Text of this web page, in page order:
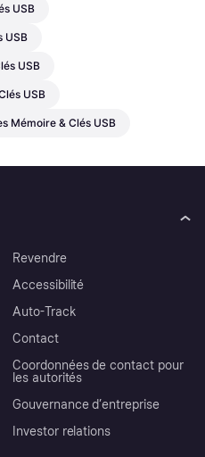
USB
USB
USB
USB
Mémoire & Clés USB
Revendre
Accessibilité
Auto-Track
Contact
Coordonnées de contact pour
les autorités
Gouvernance d’entreprise
Investor relations